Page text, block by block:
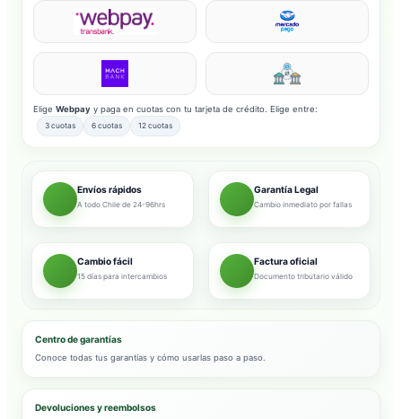
Elige Webpay y paga en cuotas con tu tarjeta de crédito. Elige entre:
3 cuotas 6 cuotas 12 cuotas
Envíos rápidos
A todo Chile de 24-96hrs
Garantía Legal
Cambio inmediato por fallas
Cambio fácil
15 días para intercambios
Factura oficial
Documento tributario válido
Centro de garantías
Conoce todas tus garantías y cómo usarlas paso a paso.
Devoluciones y reembolsos